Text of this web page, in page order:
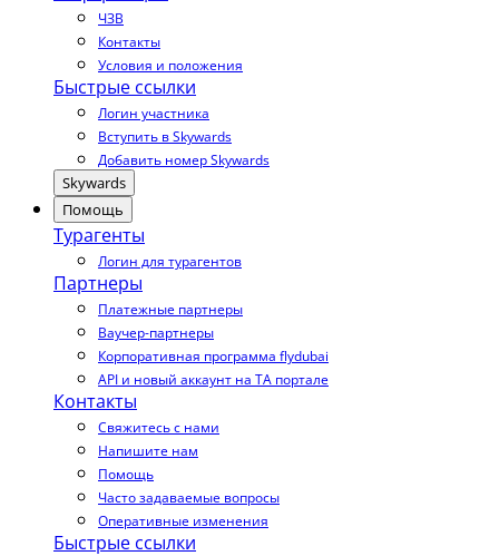
ЧЗВ
Контакты
Условия и положения
Быстрые ссылки
Логин участника
Вступить в Skywards
Добавить номер Skywards
Skywards
Помощь
Турагенты
Логин для турагентов
Партнеры
Платежные партнеры
Ваучер-партнеры
Корпоративная программа flydubai
API и новый аккаунт на TA портале
Контакты
Свяжитесь с нами
Напишите нам
Помощь
Часто задаваемые вопросы
Оперативные изменения
Быстрые ссылки